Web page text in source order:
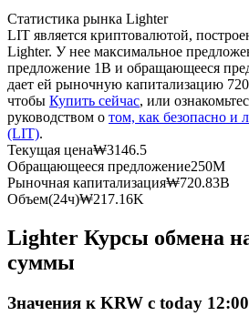
Фьючерсы с использованием
обеспечения
Статистика рынка Lighter
LIT является криптовалютой,
Lighter. У нее максимальное
предложение 1B и обращающееся
дает ей рыночную капитализацию
чтобы Купить сейчас, или
руководством о том, как безопасно и
(LIT).
Текущая цена₩3146.5
Обращающееся предложение250M
Рыночная капитализация₩720.83B
Объем(24ч)₩217.16K
Lighter Курсы обмена
суммы
Значения к KRW с today 12:00